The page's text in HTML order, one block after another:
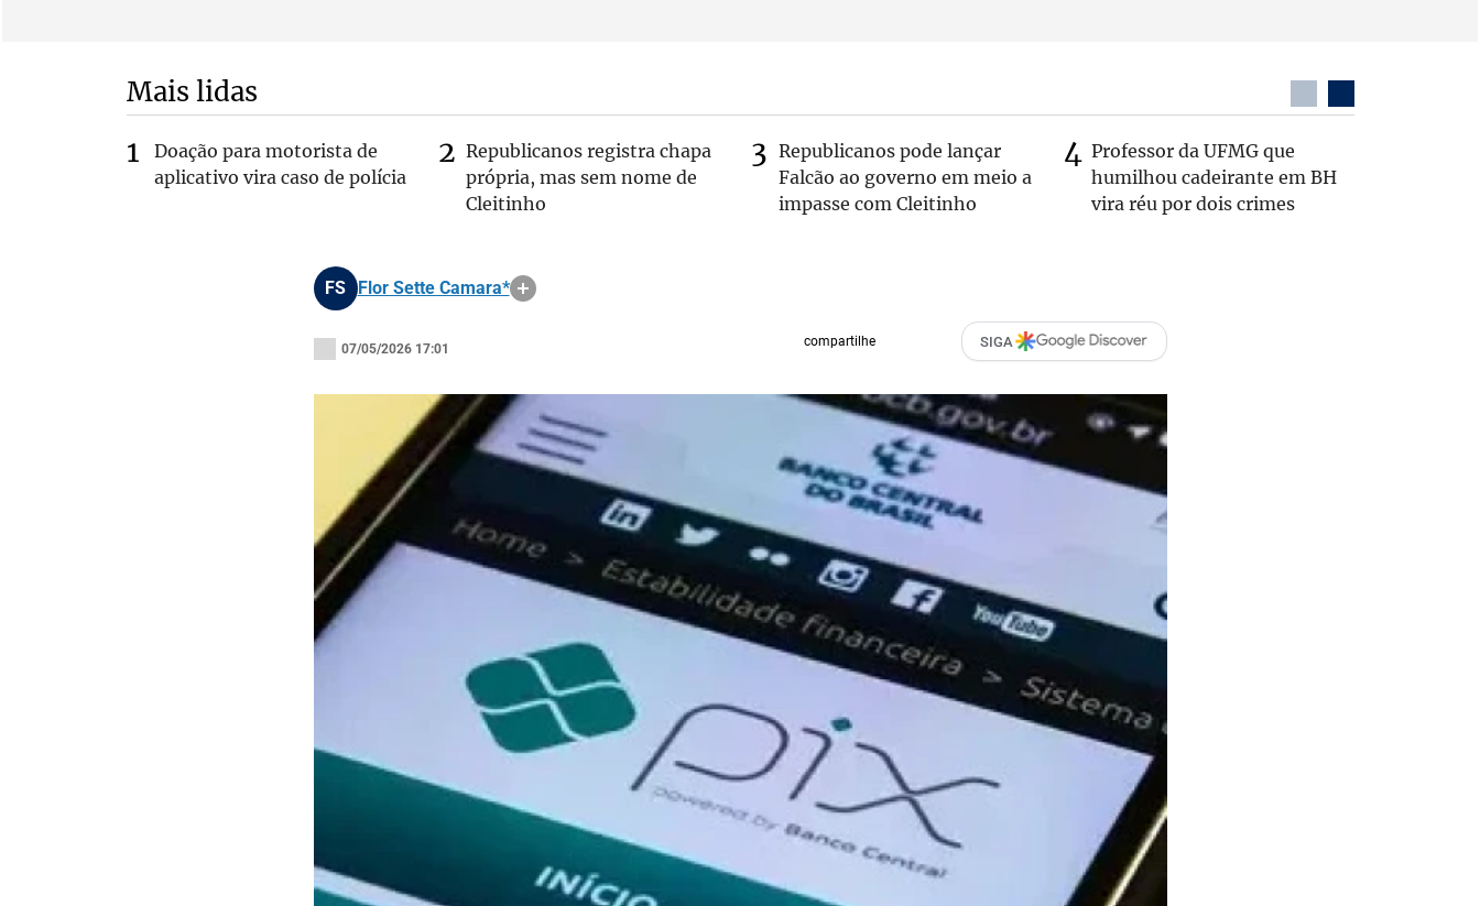
Mais lidas
Doação para motorista de
aplicativo vira caso de polícia
Republicanos registra chapa
própria, mas sem nome de
Cleitinho
Republicanos pode lançar
Falcão ao governo em meio a
impasse com Cleitinho
Professor da UFMG que
humilhou cadeirante em BH
vira réu por dois crimes
FS Flor Sette Camara*
07/05/2026 17:01 compartilhe SIGA